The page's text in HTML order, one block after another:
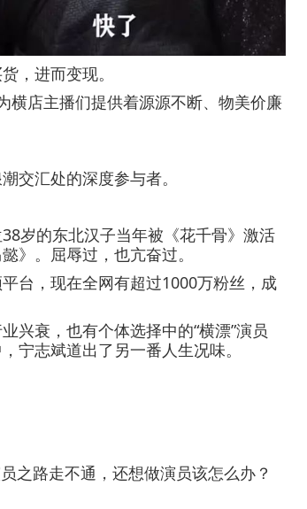
，进而变现。
店主播们提供着源源不断、物美价廉
汇处的深度参与者。
的东北汉子当年被《花千骨》激活
》。屈辱过，也亢奋过。
，现在全网有超过1000万粉丝，成
衰，也有个体选择中的“横漂”演员
宁志斌道出了另一番人生况味。
路走不通，还想做演员该怎么办？